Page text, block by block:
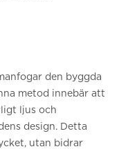
den byggda
metod innebär att
ljus och
design. Detta
utan bidrar